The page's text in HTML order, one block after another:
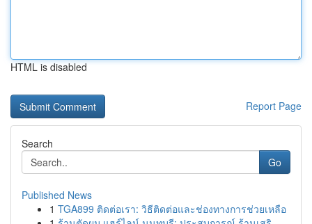
HTML is disabled
Report Page
Search
Go
Published News
1 TGA899 ติดต่อเรา: วิธีติดต่อและช่องทางการช่วยเหลือ